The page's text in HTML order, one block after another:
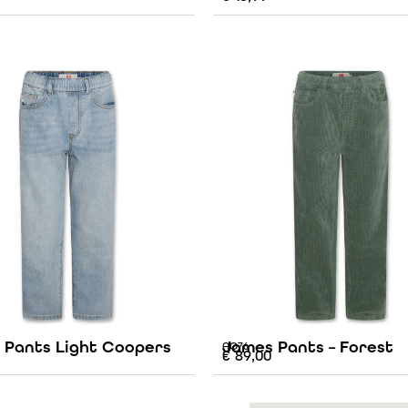
Pants Light Coopers AO76
James Pants – Forest
€89,00